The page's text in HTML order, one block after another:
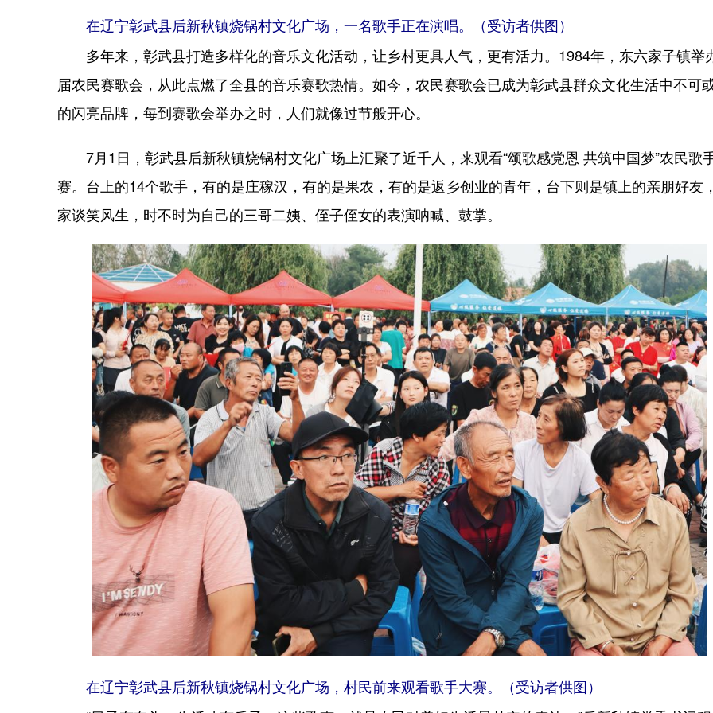
在辽宁彰武县后新秋镇烧锅村文化广场，一名歌手正在演唱。（受访者供图）
多年来，彰武县打造多样化的音乐文化活动，让乡村更具人气，更有活力。1984年，东六家子镇举
届农民赛歌会，从此点燃了全县的音乐赛歌热情。如今，农民赛歌会已成为彰武县群众文化生活中不可
的闪亮品牌，每到赛歌会举办之时，人们就像过节般开心。
7月1日，彰武县后新秋镇烧锅村文化广场上汇聚了近千人，来观看“颂歌感党恩 共筑中国梦”农民歌
赛。台上的14个歌手，有的是庄稼汉，有的是果农，有的是返乡创业的青年，台下则是镇上的亲朋好友
家谈笑风生，时不时为自己的三哥二姨、侄子侄女的表演呐喊、鼓掌。
在辽宁彰武县后新秋镇烧锅村文化广场，村民前来观看歌手大赛。（受访者供图）